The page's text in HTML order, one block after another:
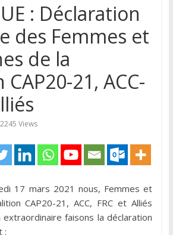
: Déclaration
des Femmes et
de la
21, ACC-
2245 Views
17 mars 2021 nous, Femmes et
CAP20-21, ACC, FRC et Alliés
faisons la déclaration
: